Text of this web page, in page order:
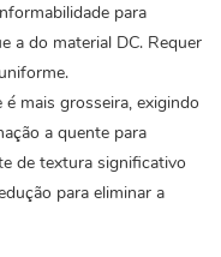
para
a do material DC. Requer
mais grosseira, exigindo
a quente para
de textura significativo
para eliminar a